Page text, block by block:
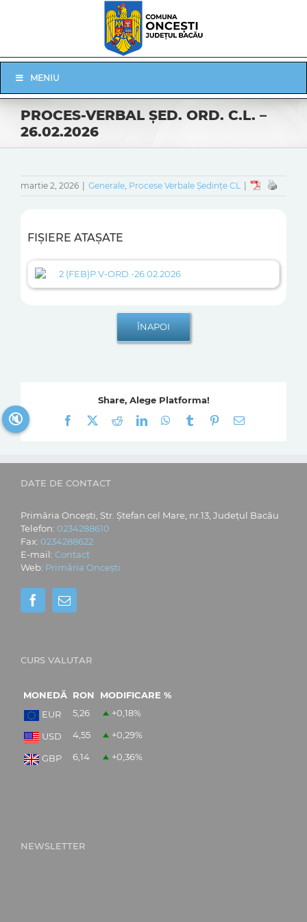
Navigation
MENIU
PROCES-VERBAL ŞED. ORD. C.L. –
26.02.2026
martie 2, 2026 Generale, Procese Verbale Ședințe CL
FIȘIERE ATAȘATE
2 (FEB)P.V-ORD.-26.02.2026
Share, Alege Platforma!
Facebook
RedditLinkedInWhatsApp
Tumblr Pinterest
E-
DATE DE CONTACT
Primăria Oncești, Str. Ștefan cel Mare, nr.13, Județul Bacău
Telefon: 0234288610
Fax: 0234288622
E-mail: Contact
Web: Primăria Oncești
CURS VALUTAR
MONEDĂ RON
MODIFICARE %
EUR
5,26 +0,18%
USD 4,55 +0,29%
GBP 6,14 +0,36%
NEWSLETTER
🔇